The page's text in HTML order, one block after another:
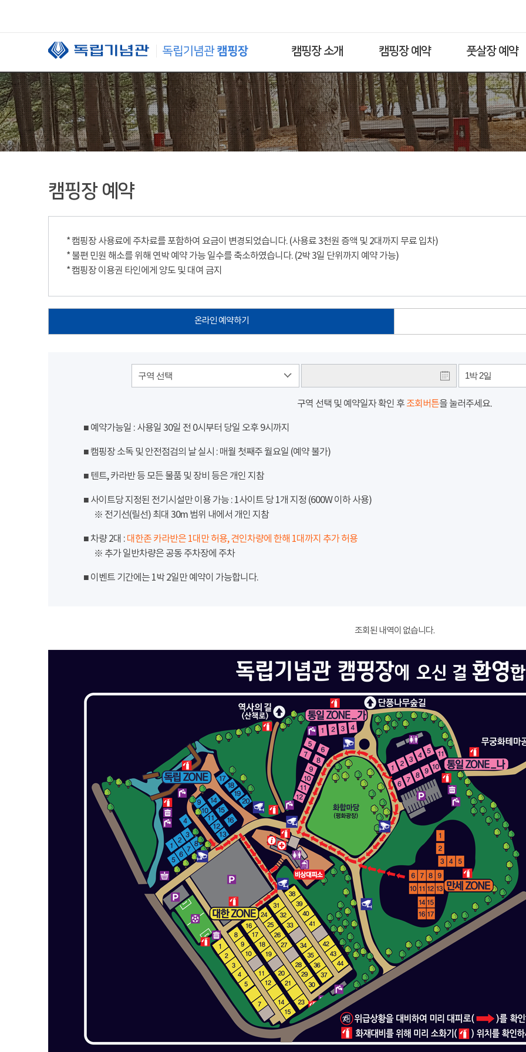
캠핑장 소개 캠핑장 예약 풋살장 예약
캠핑장 예약
* 캠핑장 사용료에 주차료를 포함하여 요금이 변경되었습니다. (사용료 3천원 증액 및 2대까지 무료 입차)
* 불편 민원 해소를 위해 연박 예약 가능 일수를 축소하였습니다. (2박 3일 단위까지 예약 가능)
* 캠핑장 이용권 타인에게 양도 및 대여 금지
온라인 예약하기
구역 선택 1박 2일
구역 선택 및 예약일자 확인 후 조회버튼을 눌러주세요.
■ 예약가능일 : 사용일 30일 전 0시부터 당일 오후 9시까지
■ 캠핑장 소독 및 안전점검의 날 실시 : 매월 첫째주 월요일 (예약 불가)
■ 텐트, 카라반 등 모든 물품 및 장비 등은 개인 지참
■ 사이트당 지정된 전기시설만 이용 가능 : 1사이트 당 1개 지정 (600W 이하 사용)
※ 전기선(릴선) 최대 30m 범위 내에서 개인 지참
■ 차량 2대 : 대한존 카라반은 1대만 허용, 견인차량에 한해 1대까지 추가 허용
※ 추가 일반차량은 공동 주차장에 주차
■ 이벤트 기간에는 1박 2일만 예약이 가능합니다.
조회된 내역이 없습니다.